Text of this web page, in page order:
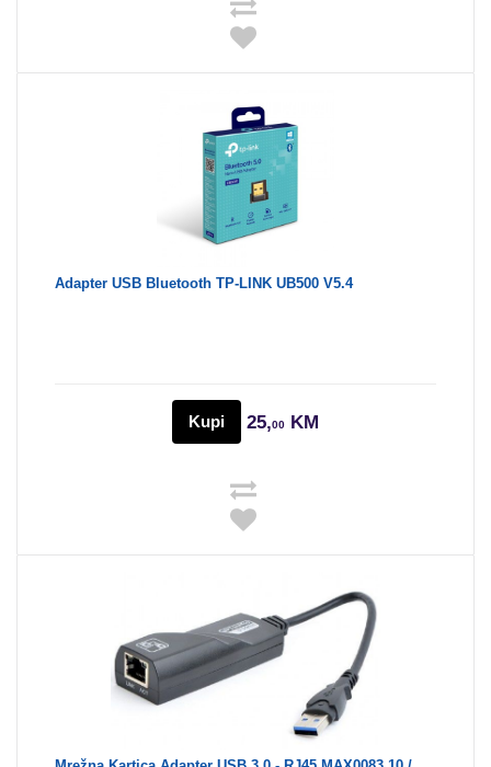
Adapter USB Bluetooth TP-LINK UB500 V5.4
Kupi 25,00 KM